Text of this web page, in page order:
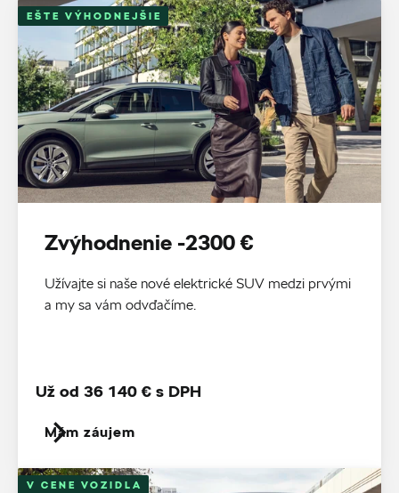
EŠTE VÝHODNEJŠIE
Zvýhodnenie -2300 €
Užívajte si naše nové elektrické SUV medzi prvými
a my sa vám odvďačíme.
Mám záujem
Už od 36 140 € s DPH
V CENE VOZIDLA